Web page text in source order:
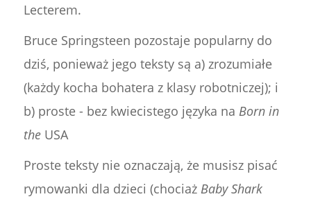
Lecterem.
Bruce Springsteen pozostaje popularny do
dziś, ponieważ jego teksty są a) zrozumiałe
(każdy kocha bohatera z klasy robotniczej); i
b) proste - bez kwiecistego języka na Born in
theUSA
Proste teksty nie oznaczają, że musisz pisać
rymowanki dla dzieci (chociaż Baby Shark